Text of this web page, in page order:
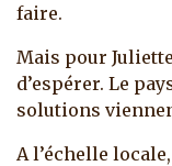
faire.
Mais pour
d’espérer. Le
solutions
A l’échelle